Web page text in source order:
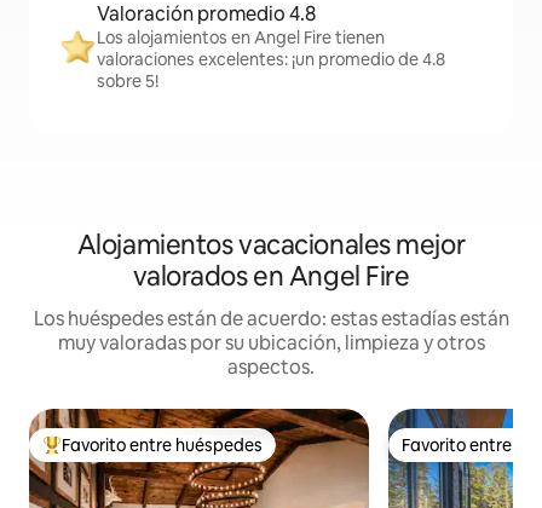
Valoración promedio 4.8
Los alojamientos en Angel Fire tienen
valoraciones excelentes: ¡un promedio de 4.8
sobre 5!
Alojamientos vacacionales mejor
valorados en Angel Fire
Los huéspedes están de acuerdo: estas estadías están
muy valoradas por su ubicación, limpieza y otros
aspectos.
Favorito entre huéspedes preferido
Favorito entre huéspedes Favorito entre
Favorito entre